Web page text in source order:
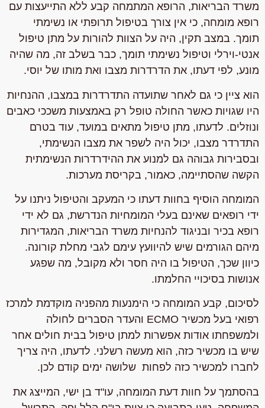
משרד הבריאות, הרופא המתמחה קבע ללא התייעצות עם
רופא מומחה, כי אין צורך בטיפול תרופתי או נשימתי
תומך. במצב תקין, היה על הצוות להורות על מתן טיפול
אנטי-וירלי וטיפול נשימתי תומך, כבר בשלב זה, מה שהיה
מונע, לפי דעתו, את הדרדרות מצבו ואת מותו של יוסי.
הוא ציין כי גם לאחר שתועדה התדרדרות במצבו, ההנחיות
היו שגויות כאשר החולה טופל רק באמצעות משככי כאבים
ונוזלים. לדעתו, מתן טיפול מתאים במועד, עוד בטרם
התדרדר מצבו, יכול היה לשפר את מצבו הנשימתי,
ובסבירות גבוהה גם למנוע את ההידרדרות הנשימתית
הקשה שהסתיימה, כאמור, בקריסת מערכות.
המומחה הוסיף בחוות דעתו כי המעקב והטיפול ניתנו על
ידי רופאים שאינם בעלי המומחיות הנדרשת, גם לא ידי
רופא בכיר ובניגוד להנחיות משרד הבריאות, המגדירות
מיהם הגורמים שיש להיוועץ עימם לגבי מחלת קורונה.
כיוון שכך, הטיפול בו היה חסר ולא מקובל, מה שפגע
אנושות בסיכויי החלמתו.
לסיכום, קבע המומחה כי הימנעות מהפניה מוקדמת למרכז
רפואי בעל מכשיר ECMO והעדר הסברים לחולה
ולמשפחתו אודות אפשרות למתן טיפול בבית חולים אחר
שיש בו מכשיר כזה, הוא מעשה רשלני. לדעתו, היה צריך
לחברו למכשיר כזה לפחות שלושה ימים קודם לכן.
בהסתמך על חוות דעת המומחה, עו"ד בן ישי, המייצג את